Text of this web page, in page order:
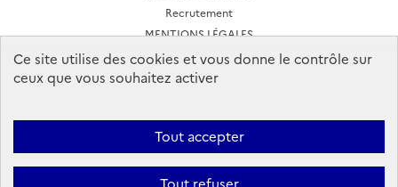
Recrutement
MENTIONS LÉGALES
CONDITIONS D'UTILISATION
Archives des lettres d'actualité
Ineris 2026. Tous droits réservés.
Suivez-nous:
Ce site utilise des cookies et vous donne le contrôle sur
ceux que vous souhaitez activer
Tout accepter
Tout refuser